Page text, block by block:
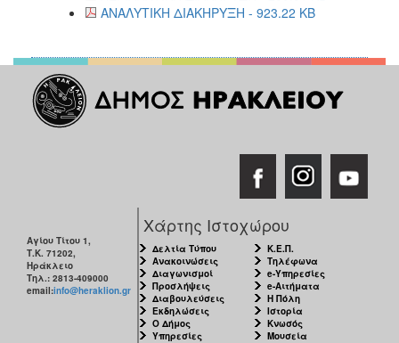
ΑΝΑΛΥΤΙΚΗ ΔΙΑΚΗΡΥΞΗ - 923.22 KB
Αγίου Τίτου 1,
Τ.Κ. 71202,
Ηράκλειο
Τηλ.: 2813-409000
email:info@heraklion.gr
Χάρτης Ιστοχώρου
Δελτία Τύπου
Ανακοινώσεις
Διαγωνισμοί
Προσλήψεις
Διαβουλεύσεις
Εκδηλώσεις
Ο Δήμος
Υπηρεσίες
Κ.Ε.Π.
Τηλέφωνα
e-Υπηρεσίες
e-Αιτήματα
Η Πόλη
Ιστορία
Κνωσός
Μουσεία